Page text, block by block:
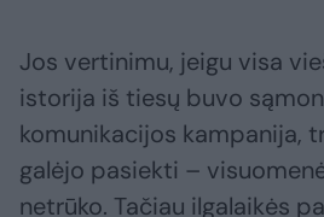
Jos vertinimu, jeigu visa
istorija iš tiesų buvo
komunikacijos kampanija,
galėjo pasiekti –
netrūko. Tačiau ilgalaikės